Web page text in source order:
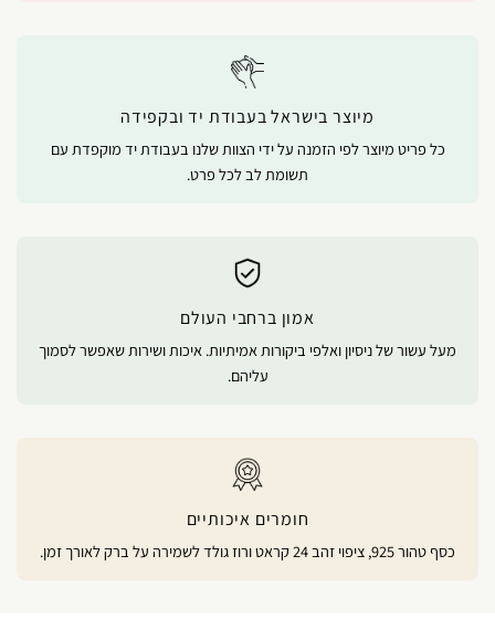
מיוצר בישראל בעבודת יד ובקפידה
כל פריט מיוצר לפי הזמנה על ידי הצוות שלנו בעבודת יד מוקפדת עם
תשומת לב לכל פרט.
אמון ברחבי העולם
מעל עשור של ניסיון ואלפי ביקורות אמיתיות. איכות ושירות שאפשר לסמוך
עליהם.
חומרים איכותיים
כסף טהור 925, ציפוי זהב 24 קראט ורוז גולד לשמירה על ברק לאורך זמן.